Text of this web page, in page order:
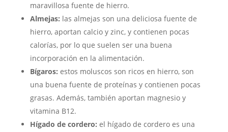
maravillosa fuente de hierro.
Almejas: las almejas son una deliciosa fuente de
hierro, aportan calcio y zinc, y contienen pocas
calorías, por lo que suelen ser una buena
incorporación en la alimentación.
Bígaros: estos moluscos son ricos en hierro, son
una buena fuente de proteínas y contienen pocas
grasas. Además, también aportan magnesio y
vitamina B12.
Hígado de cordero: el hígado de cordero es una